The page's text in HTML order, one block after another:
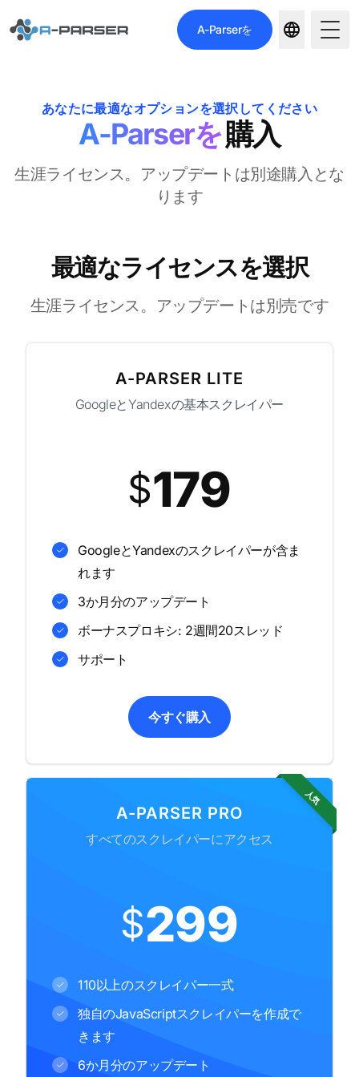
A-Parserを
あなたに最適なオプションを選択してください
A-Parserを購入
生涯ライセンス。アップデートは別途購入とな
ります
最適なライセンスを選択
生涯ライセンス。アップデートは別売です
A-PARSER LITE
GoogleとYandexの基本スクレイパー
$179
GoogleとYandexのスクレイパーが含ま
れます
3か月分のアップデート
ボーナスプロキシ: 2週間20スレッド
サポート
今すぐ購入
人気
A-PARSER PRO
すべてのスクレイパーにアクセス
$299
110以上のスクレイパー一式
独自のJavaScriptスクレイパーを作成で
きます
6か月分のアップデート